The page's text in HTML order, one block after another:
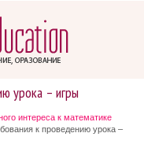
урока – игры
интереса к математике
к проведению урока –